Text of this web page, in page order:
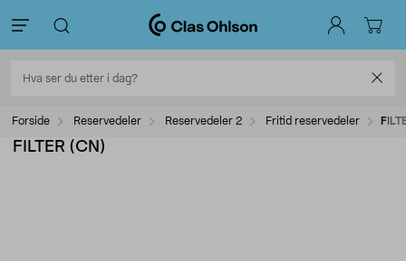
Forside Reservedeler Reservedeler 2 Fritid reservedeler
FILTER (CN)